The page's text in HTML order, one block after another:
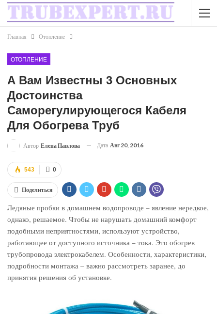
Главная Отопление
ОТОПЛЕНИЕ
А Вам Известны 3 Основных
Достоинства
Саморегулирующегося Кабеля
Для Обогрева Труб
Автор Елена Павлова Дата Авг 20, 2016
0
543
Поделиться
Ледяные пробки в домашнем водопроводе – явление нередкое,
однако, решаемое. Чтобы не нарушать домашний комфорт
подобными неприятностями, используют устройство,
работающее от доступного источника – тока. Это обогрев
трубопровода электрокабелем. Особенности, характеристики,
подробности монтажа – важно рассмотреть заранее, до
принятия решения об установке.